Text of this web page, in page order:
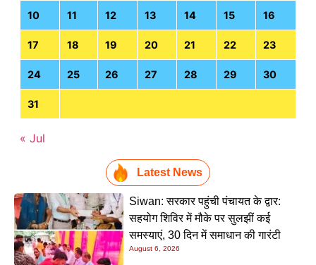
10 11 12 13 14 15 16
17 18 19 20 21 22 23
24 25 26 27 28 29 30
31
« Jul
Latest News
Siwan: सरकार पहुंची पंचायत के द्वार:
सहयोग शिविर में मौके पर सुलझीं कई
समस्याएं, 30 दिन में समाधान की गारंटी
August 6, 2026